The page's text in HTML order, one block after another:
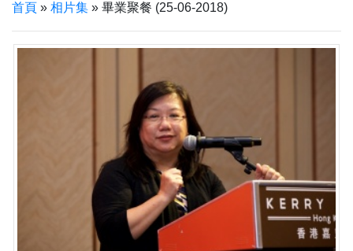
首頁 » 相片集 » 畢業聚餐 (25-06-2018)